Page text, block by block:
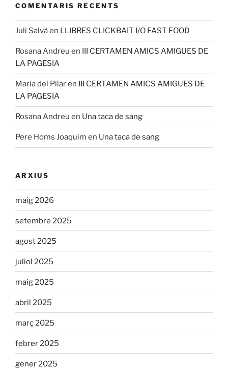
COMENTARIS RECENTS
Juli Salvàen LLIBRES CLICKBAIT I/O FAST FOOD
Rosana Andreu en III CERTAMEN AMICS AMIGUES DE
LA PAGESIA
Maria del Pilaren III CERTAMEN AMICS AMIGUES DE
LA PAGESIA
Rosana Andreu en Una taca de sang
Pere Homs Joaquim en Una taca de sang
ARXIUS
maig 2026
setembre 2025
agost 2025
juliol 2025
maig 2025
abril 2025
març 2025
febrer 2025
gener 2025